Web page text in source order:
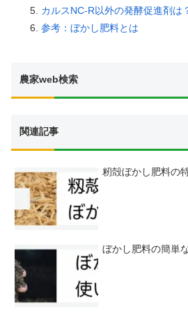
カルスNC-R以外の発酵促進剤は
参考：ぼかし肥料とは
農家web検索
関連記事
籾殻ぼかし肥料の
ぼかし肥料の簡単